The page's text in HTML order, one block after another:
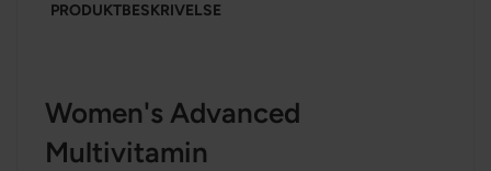
PRODUKTBESKRIVELSE
Women's Advanced
Multivitamin